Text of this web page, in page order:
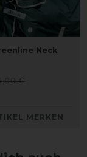
Neck
€
MERKEN